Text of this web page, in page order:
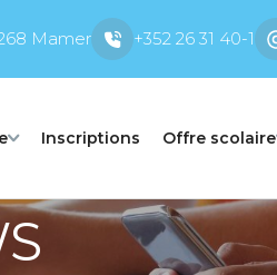
Mamer +352 26 31 40-1
Inscriptions Offre scolaire